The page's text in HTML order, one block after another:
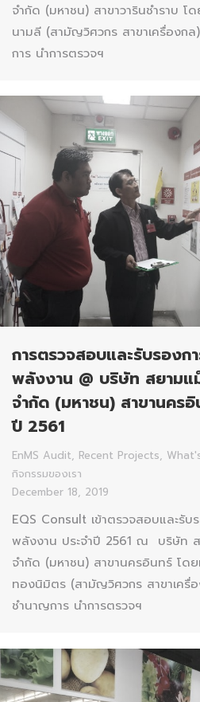
จำกัด (มหาชน) สาขาวารินชำราบ โ
นามลี (สามัญวิศวกร สาขาเครื่องก
การ นำการตรวจฯ
การตรวจสอบและรับรองก
พลังงาน @ บริษัท สยามแ
จำกัด (มหาชน) สาขานครอิ
ปี 2561
EnMS Audit, Recent Projects,
กิจกรรมของเรา
December 18, 2019
EQS Consult เข้าตรวจสอบและรับ
พลังงาน ประจำปี 2561 ณ บริษัท
จำกัด (มหาชน) สาขานครอินทร์ โด
ทองนิมิตร (สามัญวิศวกร สาขาเครื่
ชำนาญการ นำการตรวจฯ